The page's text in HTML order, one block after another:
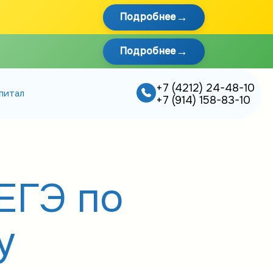
Подробнее
Подробнее
+7 (4212) 24-48-10
+7 (914) 158-83-10
по